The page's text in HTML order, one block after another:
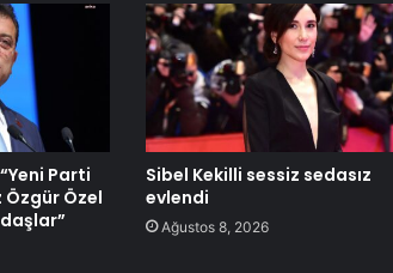
Parti
Özgür Özel
Sibel Kekilli sessiz sedasız
evlendi
Ağustos 8, 2026